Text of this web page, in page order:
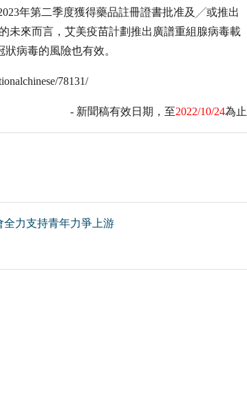
年第二季度獲得藥品註冊證書批准及╱或推出
未來而言，艾美疫苗計劃推出廣譜重組腺病毒載
病毒的風險也有效。
78131/
- 新聞稿有效日期，至2022/10/24為止
全力支持青年力爭上游